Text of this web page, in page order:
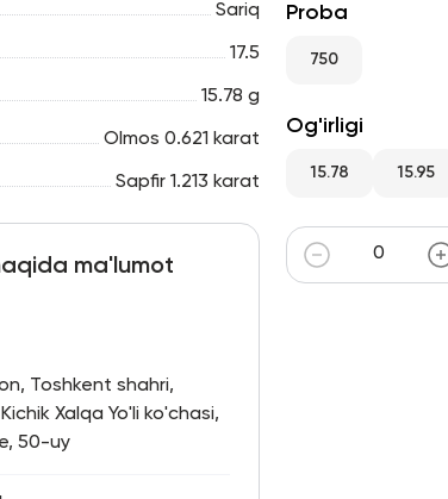
Sariq
17.5
15.78 g
Olmos 0.621 karat
Sapfir 1.213 karat
ma'lumot
Toshkent shahri,
Xalqa Yo'li ko'chasi,
50-uy
Proba
750
Og'irligi
15.78 15.95